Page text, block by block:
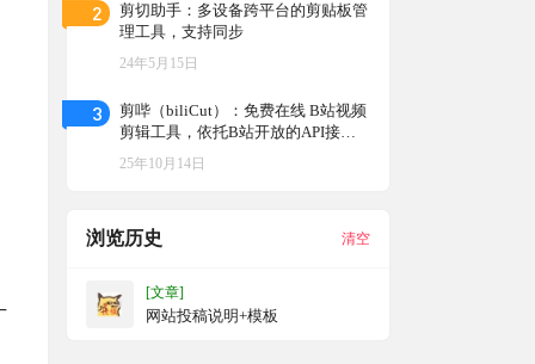
2
剪切助手：多设备跨平台的剪贴板管
理工具，支持同步
24年5月15日
3
剪哔（biliCut）：免费在线 B站视频
剪辑工具，依托B站开放的API接口
可应用于bilibili片段截取、音频提
取、剪辑预览和内容二次加工等
25年10月14日
浏览历史 清空
[文章]
网站投稿说明+模板